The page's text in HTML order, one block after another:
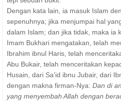
Dengan kata lain, ia masuk Islam
sepenuhnya; jika menjumpai hal
dalam Islam; dan jika tidak, maka ia
Imam Bukhari mengatakan, telah
Ibrahim ibnul Haris, telah
Abu Bukair, telah menceritakan
Husain, dari Sa'id ibnu Jubair, dari
dengan makna firman-Nya: Dan di
yang menyembah Allah dengan